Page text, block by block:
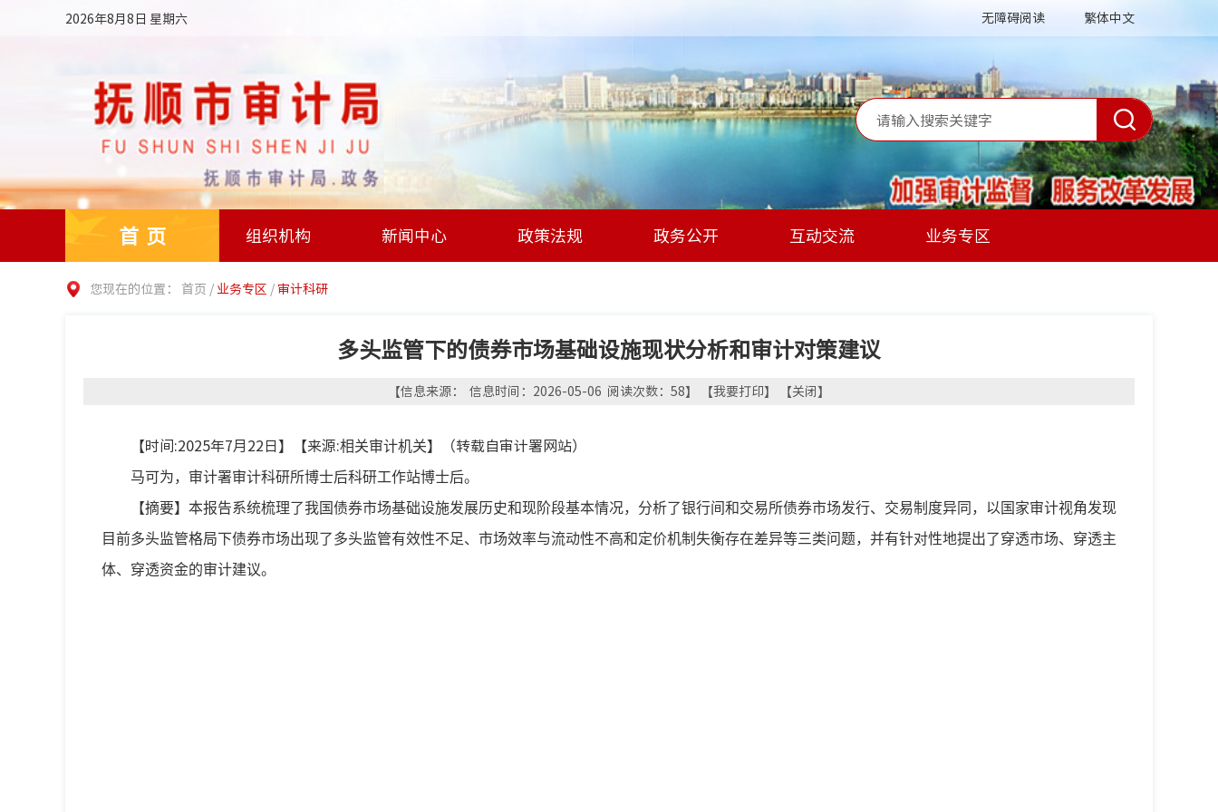
2026年8月8日 星期六 无障碍阅读 繁体中文
首页 组织机构 新闻中心 政策法规 政务公开 互动交流 业务专区
您现在的位置： 首页 /业务专区 / 审计科研
多头监管下的债券市场基础设施现状分析和审计对策建议
【信息来源： 信息时间：2026-05-06 阅读次数： 58】 【我要打印】 【关闭】
【时间:2025年7月22日】【来源:相关审计机关】（转载自审计署网站）
马可为，审计署审计科研所博士后科研工作站博士后。
【摘要】本报告系统梳理了我国债券市场基础设施发展历史和现阶段基本情况，分析了银行间和交易所债券市场发行、交易制度异同，以国家审计视角发现
目前多头监管格局下债券市场出现了多头监管有效性不足、市场效率与流动性不高和定价机制失衡存在差异等三类问题，并有针对性地提出了穿透市场、穿透主
体、穿透资金的审计建议。